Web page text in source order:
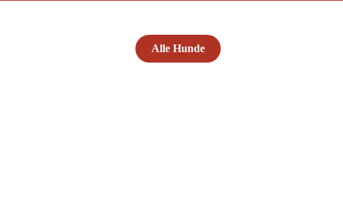
Alle Hunde